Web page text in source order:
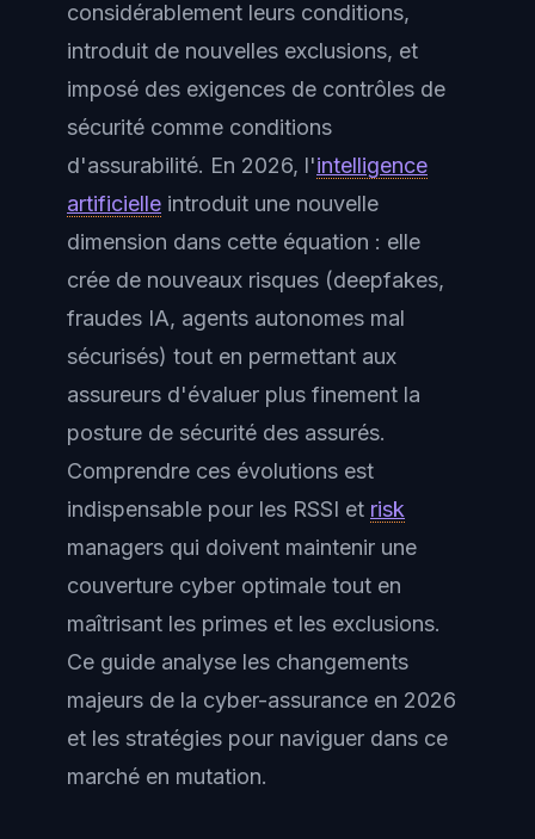
considérablement leurs conditions,
introduit de nouvelles exclusions, et
imposé des exigences de contrôles de
sécurité comme conditions
d'assurabilité. En 2026, l'intelligence
artificielle introduit une nouvelle
dimension dans cette équation : elle
crée de nouveaux risques (deepfakes,
fraudes IA, agents autonomes mal
sécurisés) tout en permettant aux
assureurs d'évaluer plus finement la
posture de sécurité des assurés.
Comprendre ces évolutions est
indispensable pour les RSSI et risk
managers qui doivent maintenir une
couverture cyber optimale tout en
maîtrisant les primes et les exclusions.
Ce guide analyse les changements
majeurs de la cyber-assurance en 2026
et les stratégies pour naviguer dans ce
marché en mutation.